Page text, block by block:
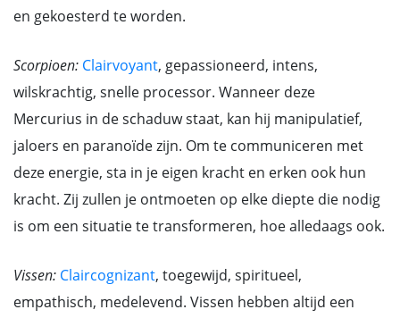
en gekoesterd te worden.
Scorpioen: Clairvoyant, gepassioneerd, intens,
wilskrachtig, snelle processor. Wanneer deze
Mercurius in de schaduw staat, kan hij manipulatief,
jaloers en paranoïde zijn. Om te communiceren met
deze energie, sta in je eigen kracht en erken ook hun
kracht. Zij zullen je ontmoeten op elke diepte die nodig
is om een situatie te transformeren, hoe alledaags ook.
Vissen: Claircognizant, toegewijd, spiritueel,
empathisch, medelevend. Vissen hebben altijd een